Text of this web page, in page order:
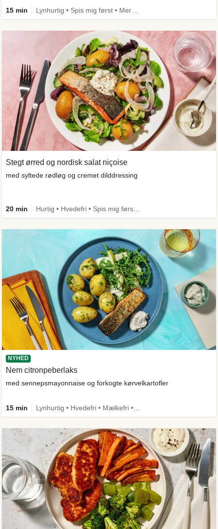
15 min
Stegt ørred og nordisk salat niçoise
med syltede rødløg og cremet dilddressing
20 min
NYHED
Nem citronpeberlaks
med sennepsmayonnaise og forkogte kørvelkartofler
15 min